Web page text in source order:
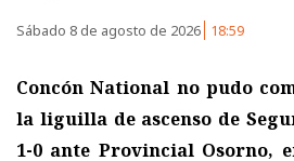
Sábado 8 de agosto de 2026 18:59
Concón National no pudo
la liguilla de ascenso de
1-0 ante Provincial Osorno,